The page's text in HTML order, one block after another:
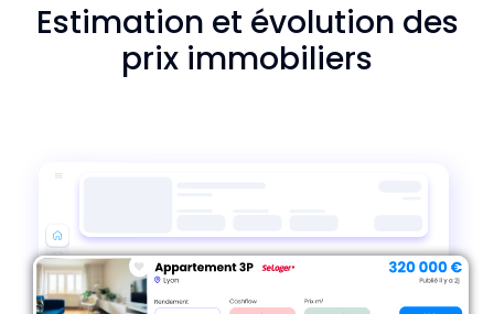
Estimation et évolution des
prix immobiliers